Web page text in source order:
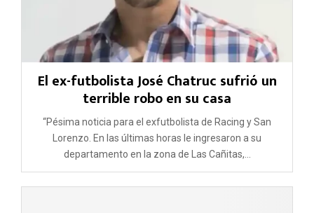
El ex-futbolista José Chatruc sufrió un
terrible robo en su casa
“Pésima noticia para el exfutbolista de Racing y San
Lorenzo. En las últimas horas le ingresaron a su
departamento en la zona de Las Cañitas,...